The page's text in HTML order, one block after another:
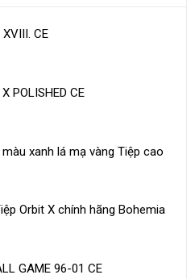
CE
POLISHED CE
xanh lá mạ vàng Tiệp cao
Orbit X chính hãng Bohemia
GAME 96-01 CE